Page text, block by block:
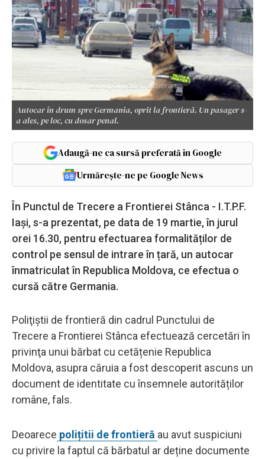
Autocar în drum spre Germania, oprit la frontieră. Un pasager s-
a ales, pe loc, cu dosar penal.
Adaugă-ne ca sursă preferată în Google
Urmărește-ne pe Google News
În Punctul de Trecere a Frontierei Stânca - I.T.P.F.
Iași, s-a prezentat, pe data de 19 martie, în jurul
orei 16.30, pentru efectuarea formalităților de
control pe sensul de intrare în țară, un autocar
înmatriculat în Republica Moldova, ce efectua o
cursă către Germania.
Poliţiştii de frontieră din cadrul Punctului de
Trecere a Frontierei Stânca efectuează cercetări în
privinţa unui bărbat cu cetățenie Republica
Moldova, asupra căruia a fost descoperit ascuns un
document de identitate cu însemnele autorităților
române, fals.
Deoarece polițitii de frontieră au avut suspiciuni
cu privire la faptul că bărbatul ar deține documente